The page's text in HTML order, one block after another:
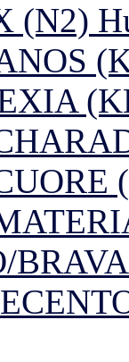
(N2)